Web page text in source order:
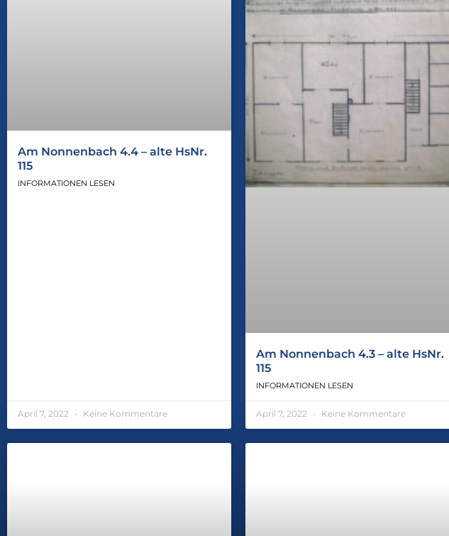
Am Nonnenbach 4.4 – alte HsNr.
115
INFORMATIONEN LESEN
April 7, 2022 Keine Kommentare
Am Nonnenbach 4.3 – alte HsNr.
115
INFORMATIONEN LESEN
April 7, 2022 Keine Kommentare